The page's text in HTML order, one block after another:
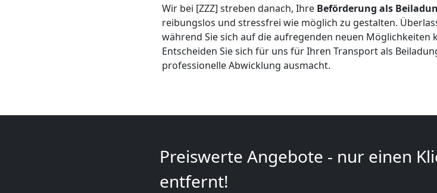
Wir bei [ZZZ] streben danach, Ihre Beförderung als
reibungslos und stressfrei wie möglich zu gestalten.
während Sie sich auf die aufregenden neuen Möglichkeiten
Entscheiden Sie sich für uns für Ihren Transport als
professionelle Abwicklung ausmacht.
Preiswerte Angebote - nur einen
entfernt!